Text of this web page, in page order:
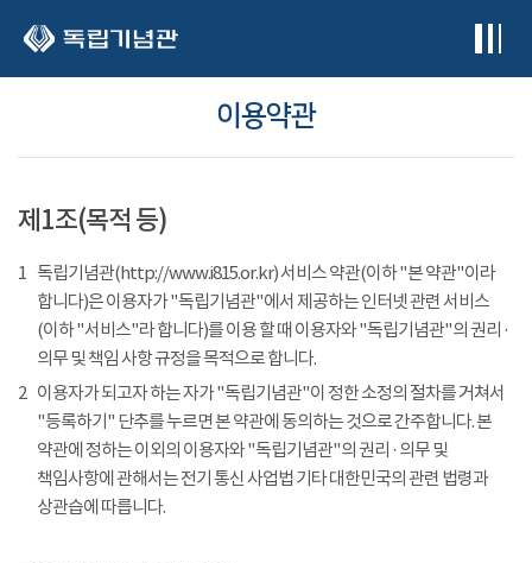
이용약관
제1조(목적 등)
1 독립기념관(http://www.i815.or.kr) 서비스 약관(이하 "본 약관"이라
합니다)은 이용자가 "독립기념관"에서 제공하는 인터넷 관련 서비스
(이하 "서비스"라 합니다)를 이용 할 때 이용자와 "독립기념관"의 권리 ·
의무 및 책임 사항 규정을 목적으로 합니다.
2 이용자가 되고자 하는 자가 "독립기념관"이 정한 소정의 절차를 거쳐서
"등록하기" 단추를 누르면 본 약관에 동의하는 것으로 간주합니다. 본
약관에 정하는 이외의 이용자와 "독립기념관"의 권리 · 의무 및
책임사항에 관해서는 전기 통신 사업법 기타 대한민국의 관련 법령과
상관습에 따릅니다.